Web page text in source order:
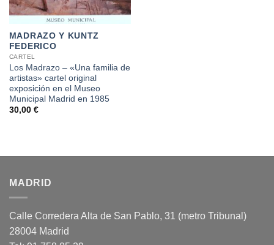
MADRAZO Y KUNTZ
FEDERICO
CARTEL
Los Madrazo – «Una familia de
artistas» cartel original
exposición en el Museo
Municipal Madrid en 1985
30,00 €
MADRID
Calle Corredera Alta de San Pablo, 31 (metro Tribunal)
28004 Madrid